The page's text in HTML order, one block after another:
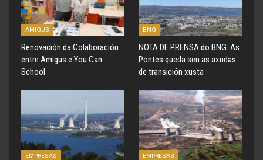
AMIGUS
Renovación da Colaboración
entre Amigus e You Can
School
BNG
NOTA DE PRENSA do BNG: As
Pontes queda sen as axudas
de transición xusta
EMPRESAS EMPRESAS